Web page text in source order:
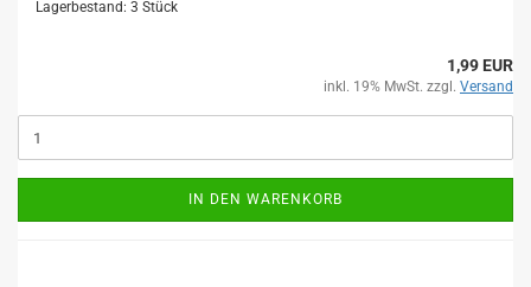
Lagerbestand: 3 Stück
1,99 EUR
inkl. 19% MwSt. zzgl. Versand
IN DEN WARENKORB